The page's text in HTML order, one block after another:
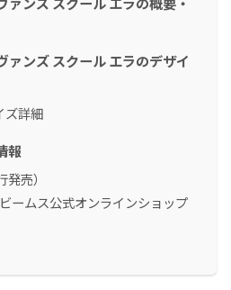
ァンズ スクール エラのデザイ
ズ詳細
報
売）
ームス公式オンラインショップ